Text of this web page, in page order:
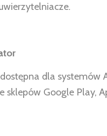
dla systemów
sklepów Google Play,